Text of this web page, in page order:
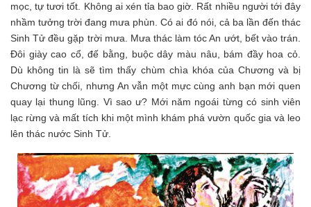
mọc, tự tươi tốt. Không ai xén tỉa bao giờ. Rất nhiều người tới đây
nhầm tưởng trời đang mưa phùn. Có ai đó nói, cả ba lần đến thác
Sinh Tử đều gặp trời mưa. Mưa thác làm tóc An ướt, bết vào trán.
Đôi giày cao cổ, đế bằng, buộc dây màu nâu, bám đầy hoa cỏ.
Dù không tin là sẽ tìm thấy chùm chìa khóa của Chương và bị
Chương từ chối, nhưng An vẫn một mực cùng anh bạn mới quen
quay lại thung lũng. Vì sao ư? Mới năm ngoái từng có sinh viên
lạc rừng và mất tích khi một mình khám phá vườn quốc gia và leo
lên thác nước Sinh Tử.